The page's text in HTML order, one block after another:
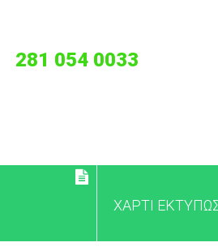
281 054 0033
ΧΑΡΤΙ